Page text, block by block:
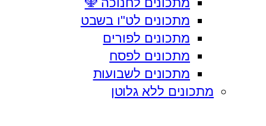
מתכונים לט"ו בשבט
מתכונים לפורים
מתכונים לפסח
מתכונים לשבועות
מתכונים ללא גלוטן